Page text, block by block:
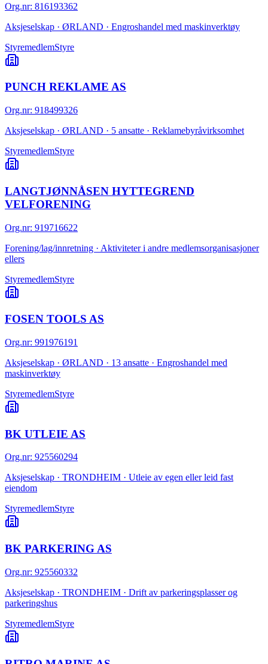
Org.nr: 816193362
Aksjeselskap · ØRLAND · Engroshandel med maskinverktøy
StyremedlemStyre
PUNCH REKLAME AS
Org.nr: 918499326
Aksjeselskap · ØRLAND · 5 ansatte · Reklamebyråvirksomhet
StyremedlemStyre
LANGTJØNNÅSEN HYTTEGREND
VELFORENING
Org.nr: 919716622
Forening/lag/innretning · Aktiviteter i andre medlemsorganisasjoner
ellers
StyremedlemStyre
FOSEN TOOLS AS
Org.nr: 991976191
Aksjeselskap · ØRLAND · 13 ansatte · Engroshandel med
maskinverktøy
StyremedlemStyre
BK UTLEIE AS
Org.nr: 925560294
Aksjeselskap · TRONDHEIM · Utleie av egen eller leid fast
eiendom
StyremedlemStyre
BK PARKERING AS
Org.nr: 925560332
Aksjeselskap · TRONDHEIM · Drift av parkeringsplasser og
parkeringshus
StyremedlemStyre